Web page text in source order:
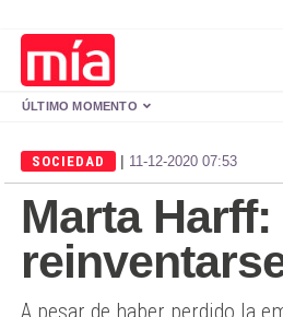
ÚLTIMO MOMENTO
SOCIEDAD | 11-12-2020 07:53
Marta
A pesar de haber perdido la